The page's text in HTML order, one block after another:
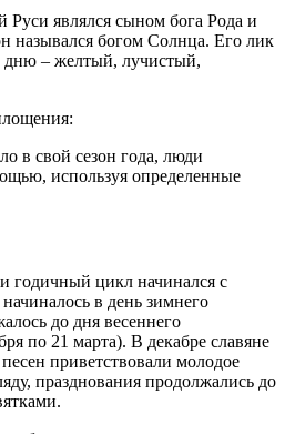
Руси являлся сыном бога Рода и
назывался богом Солнца. Его лик
дню – желтый, лучистый,
в свой сезон года, люди
используя определенные
годичный цикл начинался с
в день зимнего
до дня весеннего
по 21 марта). В декабре славяне
приветствовали молодое
празднования продолжались до